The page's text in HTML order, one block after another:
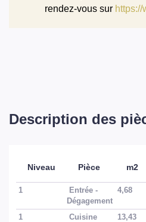
rendez-vous sur
Description des
Niveau Pièce m2
1
Entrée -
Dégagement
4,68
1 Cuisine 13,43